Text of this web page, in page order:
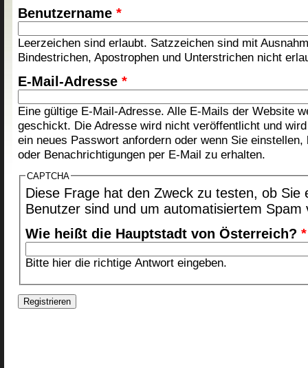
Benutzername *
Leerzeichen sind erlaubt. Satzzeichen sind mit
Bindestrichen, Apostrophen und Unterstrichen nicht
E-Mail-Adresse *
Eine gültige E-Mail-Adresse. Alle E-Mails der Website
geschickt. Die Adresse wird nicht veröffentlicht und
ein neues Passwort anfordern oder wenn Sie
oder Benachrichtigungen per E-Mail zu erhalten.
CAPTCHA
Diese Frage hat den Zweck zu testen, ob Sie
Benutzer sind und um automatisiertem Spam
Wie heißt die Hauptstadt von Österreich? *
Bitte hier die richtige Antwort eingeben.